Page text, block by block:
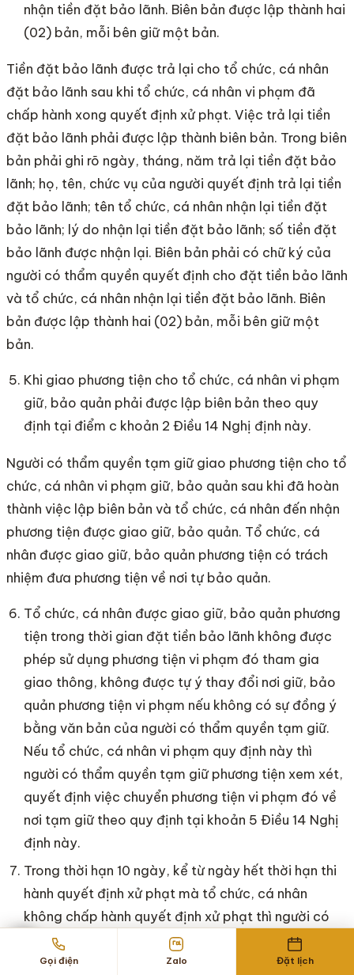
nhận tiền đặt bảo lãnh. Biên bản được lập thành hai
(02) bản, mỗi bên giữ một bản.
Tiền đặt bảo lãnh được trả lại cho tổ chức, cá nhân
đặt bảo lãnh sau khi tổ chức, cá nhân vi phạm đã
chấp hành xong quyết định xử phạt. Việc trả lại tiền
đặt bảo lãnh phải được lập thành biên bản. Trong biên
bản phải ghi rõ ngày, tháng, năm trả lại tiền đặt bảo
lãnh; họ, tên, chức vụ của người quyết định trả lại tiền
đặt bảo lãnh; tên tổ chức, cá nhân nhận lại tiền đặt
bảo lãnh; lý do nhận lại tiền đặt bảo lãnh; số tiền đặt
bảo lãnh được nhận lại. Biên bản phải có chữ ký của
người có thẩm quyền quyết định cho đặt tiền bảo lãnh
và tổ chức, cá nhân nhận lại tiền đặt bảo lãnh. Biên
bản được lập thành hai (02) bản, mỗi bên giữ một
bản.
Khi giao phương tiện cho tổ chức, cá nhân vi phạm
giữ, bảo quản phải được lập biên bản theo quy
định tại điểm c khoản 2 Điều 14 Nghị định này.
Người có thẩm quyền tạm giữ giao phương tiện cho tổ
chức, cá nhân vi phạm giữ, bảo quản sau khi đã hoàn
thành việc lập biên bản và tổ chức, cá nhân đến nhận
phương tiện được giao giữ, bảo quản. Tổ chức, cá
nhân được giao giữ, bảo quản phương tiện có trách
nhiệm đưa phương tiện về nơi tự bảo quản.
Tổ chức, cá nhân được giao giữ, bảo quản phương
tiện trong thời gian đặt tiền bảo lãnh không được
phép sử dụng phương tiện vi phạm đó tham gia
giao thông, không được tự ý thay đổi nơi giữ, bảo
quản phương tiện vi phạm nếu không có sự đồng ý
bằng văn bản của người có thẩm quyền tạm giữ.
Nếu tổ chức, cá nhân vi phạm quy định này thì
người có thẩm quyền tạm giữ phương tiện xem xét,
quyết định việc chuyển phương tiện vi phạm đó về
nơi tạm giữ theo quy định tại khoản 5 Điều 14 Nghị
định này.
Trong thời hạn 10 ngày, kể từ ngày hết thời hạn thi
hành quyết định xử phạt mà tổ chức, cá nhân
không chấp hành quyết định xử phạt thì người có
thẩm quyền xử phạt vi phạm hành chính ra quyết
định về việc khấu trừ tiền đặt bảo lãnh theo Mẫu tại
Gọi điện Zalo Đặt lịch